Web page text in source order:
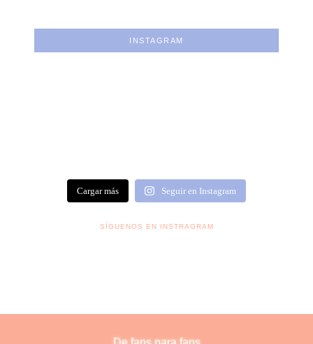
INSTAGRAM
Cargar más Seguir en Instagram
SÍGUENOS EN INSTRAGRAM